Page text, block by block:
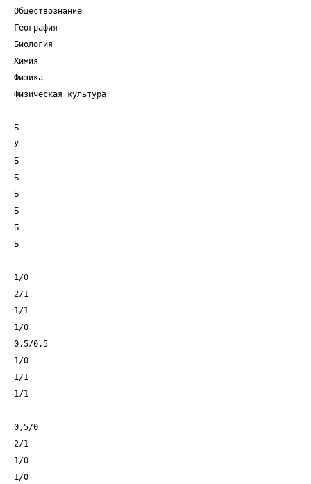
Обществознание
География
Биология
Химия
Физика
Физическая культура
Б
У
Б
Б
Б
Б
Б
Б
1/0
2/1
1/1
1/0
0,5/0,5
1/0
1/1
1/1
0,5/0
2/1
1/0
1/0